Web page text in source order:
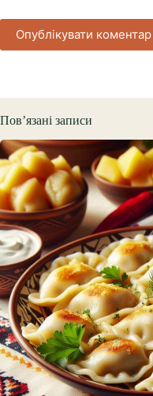
Опублікувати коментар
Пов’язані записи